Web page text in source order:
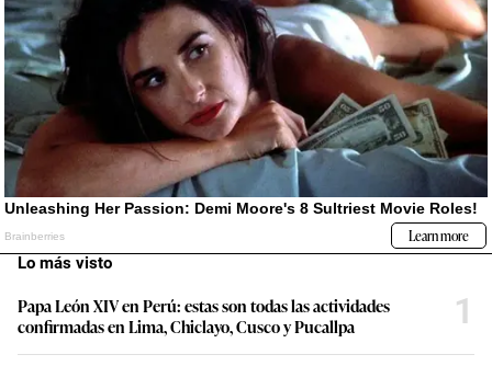
Lo más visto
Papa León XIV en Perú: estas son todas las actividades
confirmadas en Lima, Chiclayo, Cusco y Pucallpa
1